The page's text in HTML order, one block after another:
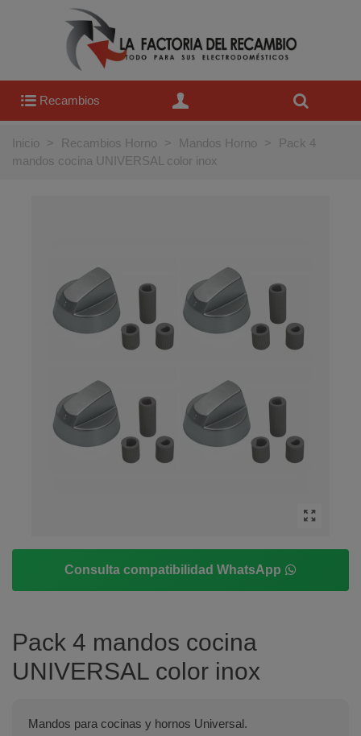
Recambios
Inicio > Recambios Horno > Mandos Horno >
Pack 4
mandos cocina UNIVERSAL color inox
Consulta compatibilidad WhatsApp
Pack 4 mandos cocina
UNIVERSAL color inox
Mandos para cocinas y hornos Universal.